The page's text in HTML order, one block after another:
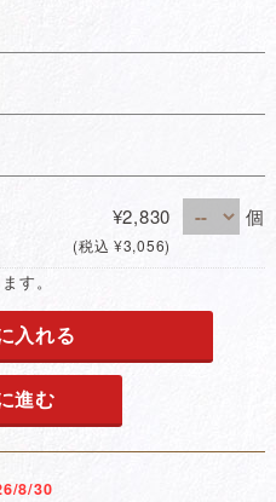
¥2,830
(税込 ¥3,056)
個
す。
入れる
進む
8/30